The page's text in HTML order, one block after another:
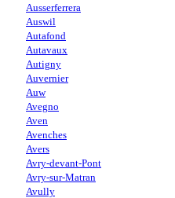
Ausserferrera
Auswil
Autafond
Autavaux
Autigny
Auvernier
Auw
Avegno
Aven
Avenches
Avers
Avry-devant-Pont
Avry-sur-Matran
Avully